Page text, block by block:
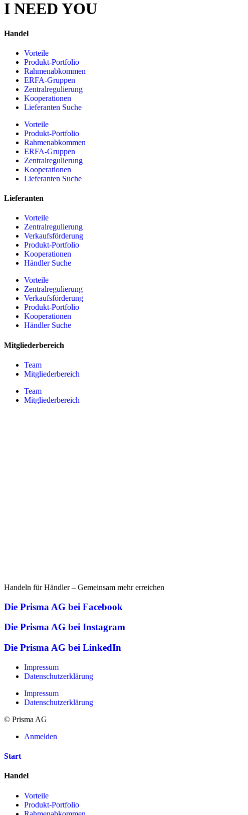
I NEED YOU
Handel
Vorteile
Produkt-Portfolio
Rahmenabkommen
ERFA-Gruppen
Zentralregulierung
Kooperationen
Lieferanten Suche
Vorteile
Produkt-Portfolio
Rahmenabkommen
ERFA-Gruppen
Zentralregulierung
Kooperationen
Lieferanten Suche
Lieferanten
Vorteile
Zentralregulierung
Verkaufsförderung
Produkt-Portfolio
Kooperationen
Händler Suche
Vorteile
Zentralregulierung
Verkaufsförderung
Produkt-Portfolio
Kooperationen
Händler Suche
Mitgliederbereich
Team
Mitgliederbereich
Team
Mitgliederbereich
Handeln für Händler – Gemeinsam mehr erreichen
Die Prisma AG bei Facebook
Die Prisma AG bei Instagram
Die Prisma AG bei LinkedIn
Impressum
Datenschutzerklärung
Impressum
Datenschutzerklärung
© Prisma AG
Anmelden
Start
Handel
Vorteile
Produkt-Portfolio